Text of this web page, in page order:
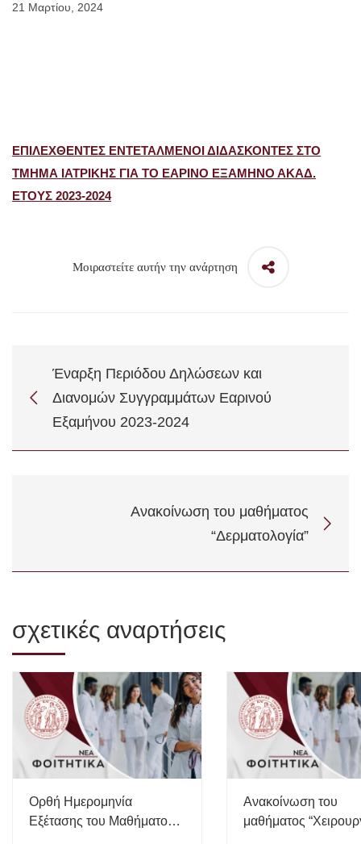
21 Μαρτίου, 2024
ΕΠΙΛΕΧΘΕΝΤΕΣ ΕΝΤΕΤΑΛΜΕΝΟΙ ΔΙΔΑΣΚΟΝΤΕΣ ΣΤΟ
ΤΜΗΜΑ ΙΑΤΡΙΚΗΣ ΓΙΑ ΤΟ ΕΑΡΙΝΟ ΕΞΑΜΗΝΟ ΑΚΑΔ.
ΕΤΟΥΣ 2023-2024
Μοιραστείτε αυτήν την ανάρτηση
Έναρξη Περιόδου Δηλώσεων και
Διανομών Συγγραμμάτων Εαρινού
Εξαμήνου 2023-2024
Ανακοίνωση του μαθήματος
“Δερματολογία”
σχετικές αναρτήσεις
Ορθή Ημερομηνία
Εξέτασης του Μαθήματος
Ανακοίνωση του
μαθήματος